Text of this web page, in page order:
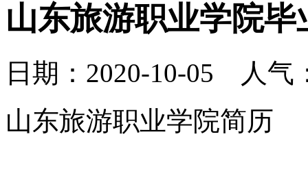
山东旅游职业学院毕
日期：2020-10-05 人气
山东旅游职业学院简历